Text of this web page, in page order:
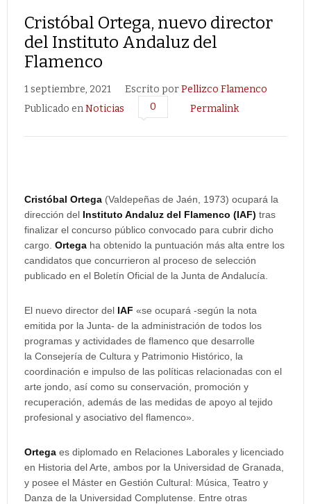
Cristóbal Ortega, nuevo director
del Instituto Andaluz del
Flamenco
1 septiembre, 2021 Escrito porPellizco Flamenco
Publicado enNoticias 0 Permalink
Cristóbal Ortega (Valdepeñas de Jaén, 1973) ocupará la
dirección del Instituto Andaluz del Flamenco (IAF) tras
finalizar el concurso público convocado para cubrir dicho
cargo. Ortega ha obtenido la puntuación más alta entre los
candidatos que concurrieron al proceso de selección
publicado en el Boletín Oficial de la Junta de Andalucía.
El nuevo director del IAF «se ocupará -según la nota
emitida por la Junta- de la administración de todos los
programas y actividades de flamenco que desarrolle
la Consejería de Cultura y Patrimonio Histórico, la
coordinación e impulso de las políticas relacionadas con el
arte jondo, así como su conservación, promoción y
recuperación, además de las medidas de apoyo al tejido
profesional y asociativo del flamenco».
Ortega es diplomado en Relaciones Laborales y licenciado
en Historia del Arte, ambos por la Universidad de Granada,
y posee el Máster en Gestión Cultural: Música, Teatro y
Danza de la Universidad Complutense. Entre otras